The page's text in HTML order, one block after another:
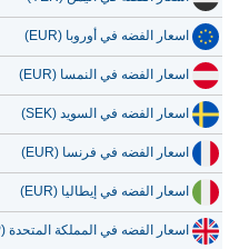
اسعار الفضه في أوروبا (EUR)
اسعار الفضه في النمسا (EUR)
اسعار الفضه في السويد (SEK)
اسعار الفضه في فرنسا (EUR)
اسعار الفضه في إيطاليا (EUR)
اسعار الفضه في المملكة المتحدة (GBP)